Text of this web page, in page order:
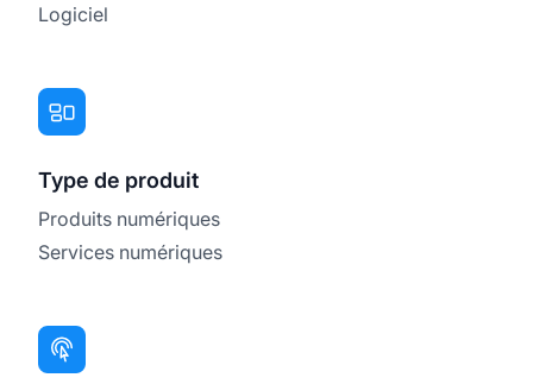
Logiciel
Type de produit
Produits numériques
Services numériques